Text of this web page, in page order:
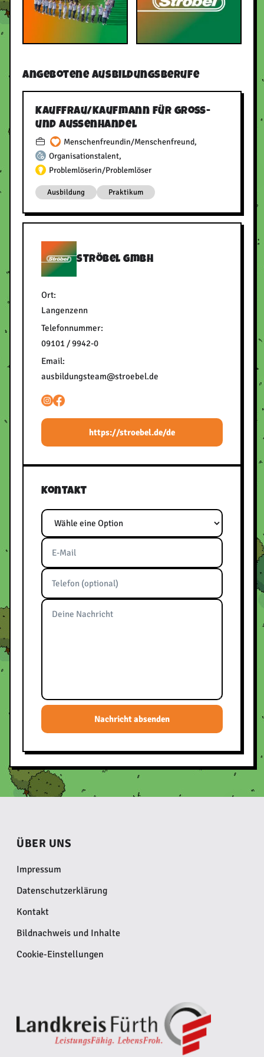
Angebotene Ausbildungsberufe
Kauffrau/​Kaufmann für Groß-
und Außenhandel
Menschenfreundin/Menschenfreund,
Organisationstalent,
Problemlöserin/Problemlöser
Ausbildung Praktikum
Ströbel GmbH
Ort:
Langenzenn
Telefonnummer:
09101 / 9942-0
Email:
ausbildungsteam@stroebel.de
https://stroebel.de/de
Kontakt
Bitte frei lassen
Thema
E-Mail
Telefon
Nachricht
Nachricht absenden
ÜBER UNS
Impressum
Datenschutzerklärung
Kontakt
Bildnachweis und Inhalte
Cookie-Einstellungen